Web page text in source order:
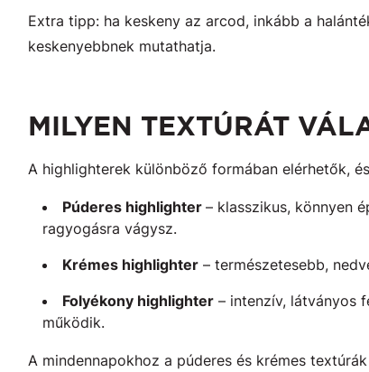
Extra tipp: ha keskeny az arcod, inkább a
keskenyebbnek mutathatja.
MILYEN TEXTÚRÁT
A highlighterek különböző formában elérhetők,
Púderes highlighter – klasszikus, könnyen
ragyogásra vágysz.
Krémes highlighter – természetesebb,
Folyékony highlighter – intenzív, látványos
működik.
A mindennapokhoz a púderes és krémes